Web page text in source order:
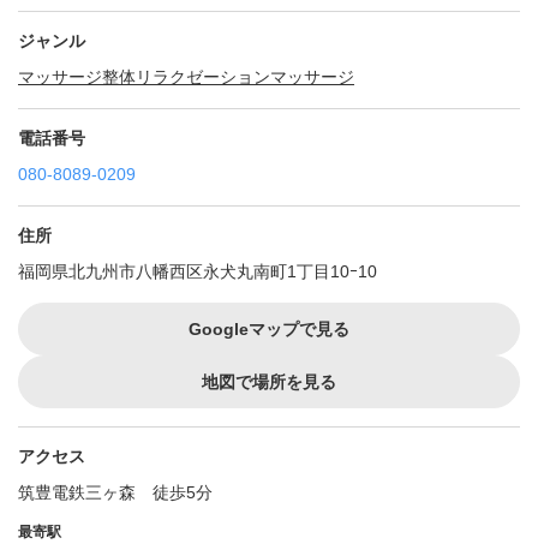
ジャンル
マッサージ整体リラクゼーションマッサージ
電話番号
080-8089-0209
住所
福岡県北九州市八幡西区永犬丸南町1丁目10ｰ10
Googleマップで見る
地図で場所を見る
アクセス
筑豊電鉄三ヶ森 徒歩5分
最寄駅